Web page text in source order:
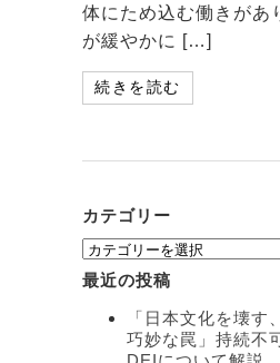
体にため込む働きがあ
が緩やかに […]
続きを読む
カテゴリー
カ
テ
ゴ
最近の投稿
「日本文化を壊
巧妙な罠」持続不